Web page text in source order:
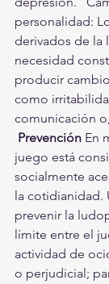
personalidad:
derivados de la
necesidad
producir
como
comunicación
Prevención En
juego está
socialmente
la cotidianidad.
prevenir la
límite entre el
actividad de
o perjudicial;